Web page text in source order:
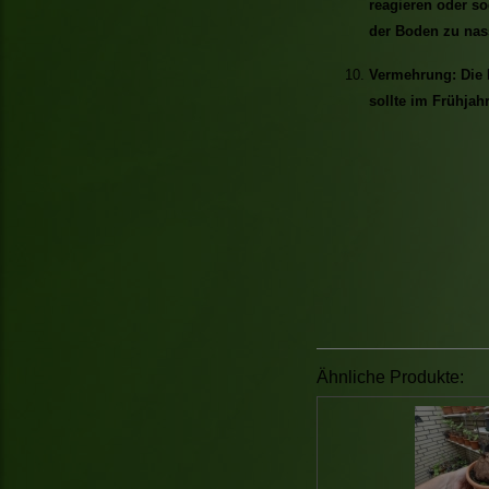
reagieren oder
der Boden zu
Vermehrung: Die
sollte im
Ähnliche Produkte: